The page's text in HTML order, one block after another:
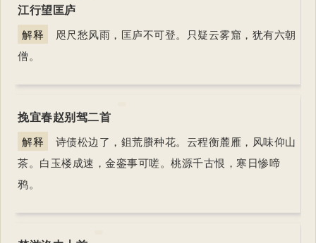
江行望匡庐
解释
咫尺愁风雨，匡庐不可登。只疑云雾窟，犹有六朝
僧。
挽宜春赵别驾二首
解释
诗债松边了，鉏荒賸种花。云程衡麓雁，风味仰山
茶。白玉楼成速，金銮事可嗟。桃源千古恨，寒日惨啼
鸦。